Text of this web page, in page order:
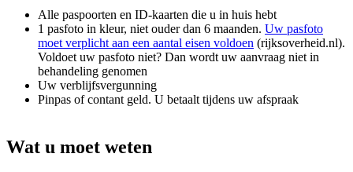
Alle paspoorten en ID-kaarten die u in huis hebt
1 pasfoto in kleur, niet ouder dan 6 maanden. Uw pasfoto
moet verplicht aan een aantal eisen voldoen (rijksoverheid.nl).
Voldoet uw pasfoto niet? Dan wordt uw aanvraag niet in
behandeling genomen
Uw verblijfsvergunning
Pinpas of contant geld. U betaalt tijdens uw afspraak
Wat u moet weten